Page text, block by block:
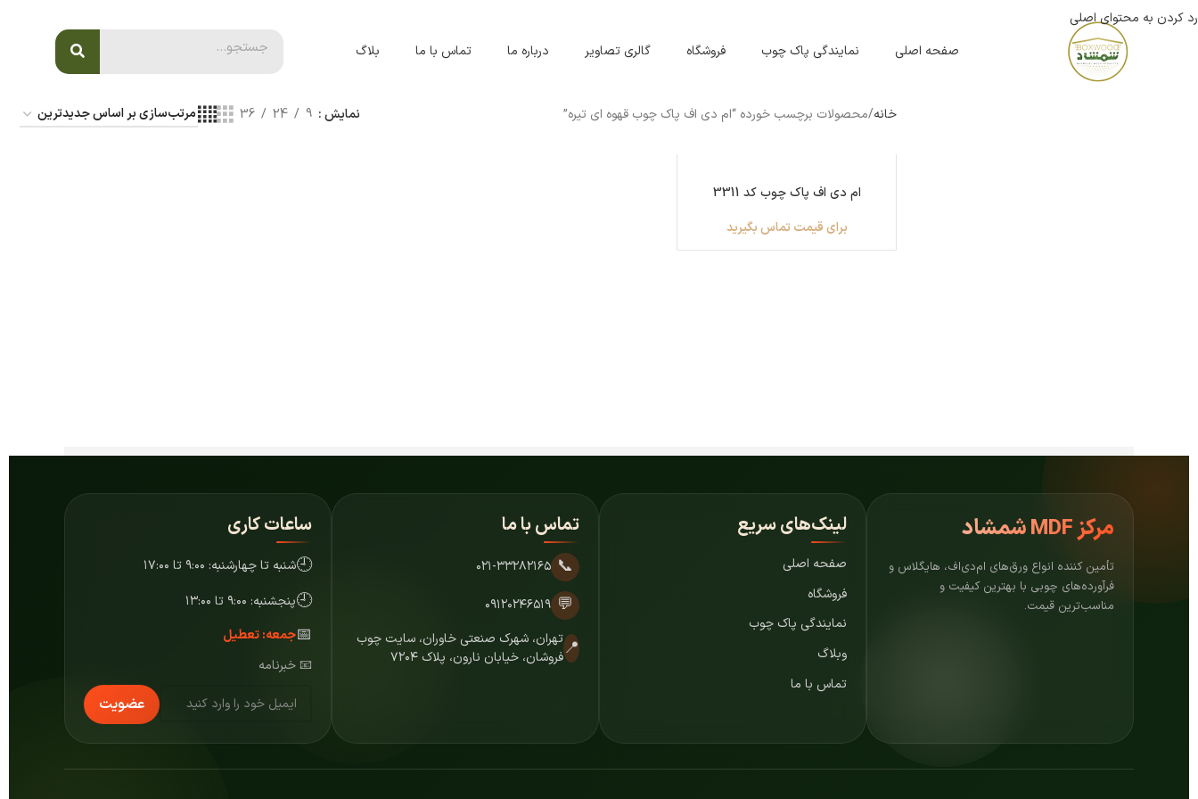
رد کردن به محتوای اصلی
صفحه اصلی
نمایندگی پاک چوب فروشگاه گالری تصاویر درباره ما تماس با ما بلاگ
خانه محصولات برچسب خورده “ام دی اف پاک چوب قهوه ای تیره” نمایش 9
24
36
ام دی اف پاک چوب کد 3311
برای قیمت تماس بگیرید
مرکزMDF شمشاد
تأمین کننده انواع ورق‌های ام‌دی‌اف، هایگلاس و
فرآورده‌های چوبی با بهترین کیفیت و
مناسب‌ترین قیمت.
لینک‌های سریع
صفحه اصلی
فروشگاه
نمایندگی پاک چوب
وبلاگ
تماس با ما
تماس با ما
📞 ۰۲۱-۳۳۲۸۲۱۶۵
💬 ۰۹۱۲۰۲۴۶۵۱۹
📍تهران، شهرک صنعتی خاوران، سایت چوب
فروشان، خیابان نارون، پلاک ۷۲۰۴
ساعات کاری
🕘شنبه تا چهارشنبه: ۹:۰۰ تا ۱۷:۰۰
🕘پنجشنبه: ۹:۰۰ تا ۱۳:۰۰
📅جمعه: تعطیل
📧 خبرنامه
عضویت